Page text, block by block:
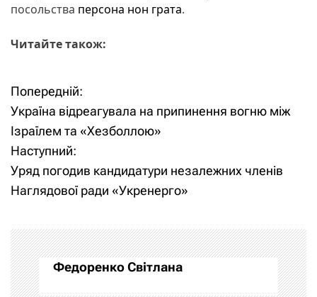
посольства персона нон грата.
Читайте також:
Н
а
в
і
а
ц
Попередній:
Україна відреагувала на припинення вогню між
Ізраїлем та «Хезболлою»
Наступний:
Уряд погодив кандидатури незалежних членів
Наглядової ради «Укренерго»
Федоренко Світлана